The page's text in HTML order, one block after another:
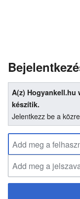
A(z) Hogyankell.hu
készítik.
Jelentkezz be a